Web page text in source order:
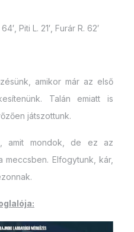
Piti L. 21′, Furár R. 62′
amikor már az első
Talán emiatt is
játszottunk.
amit mondok, de ez az
meccsben. Elfogytunk, kár,